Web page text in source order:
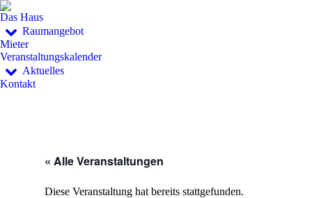
Das Haus
Raumangebot
Mieter
Veranstaltungskalender
Aktuelles
Kontakt
« Alle Veranstaltungen
Diese Veranstaltung hat bereits stattgefunden.